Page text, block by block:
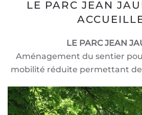
LE PARC JEAN
LE PARC JEAN
Aménagement du sentier
mobilité réduite permettant